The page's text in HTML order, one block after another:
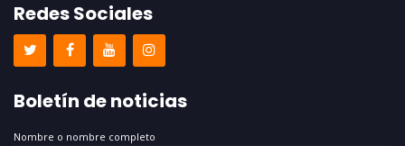
Redes Sociales
Boletín de noticias
Nombre o nombre completo